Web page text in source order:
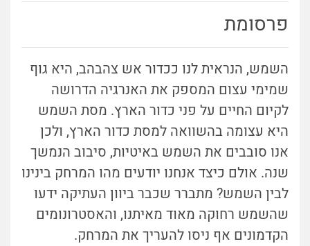
פרסומת
השמש, הנראית לנו ככדור אש צהבהב, היא גוף
שמימי עצום המספק את האנרגיה הדרושה
לקיום החיים על פני כדור הארץ. מסת השמש
היא עצומה בהשוואה למסת כדור הארץ, ולכן
אנו סובבים את השמש באיטיות, סיבוב הנמשך
שנה. אולם כיצד אנחנו יודעים מהו המרחק בינינו
לבין השמש? מתברר שכבר ביוון העתיקה ידעו
שהשמש רחוקה מאוד מאיתנו, והאסטרונומים
הקדמונים אף ניסו להעריך את המרחק.